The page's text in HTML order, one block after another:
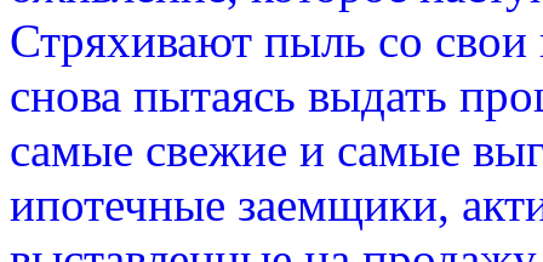
Стряхивают пыль со
снова пытаясь выдать
самые свежие и самые
ипотечные заемщики,